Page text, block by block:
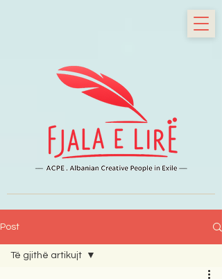
Post
Të gjithë artikujt